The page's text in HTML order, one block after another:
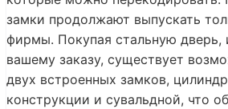
замки продолжают выпускать
фирмы. Покупая стальную дверь,
вашему заказу, существует
двух встроенных замков,
конструкции и сувальдной, что